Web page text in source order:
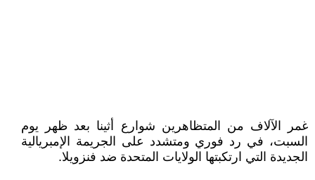
غمر الآلاف من المتظاهرين شوارع أثينا بعد ظهر يوم
السبت، في رد فوري ومتشدد على الجريمة الإمبريالية
الجديدة التي ارتكبتها الولايات المتحدة ضد فنزويلا.